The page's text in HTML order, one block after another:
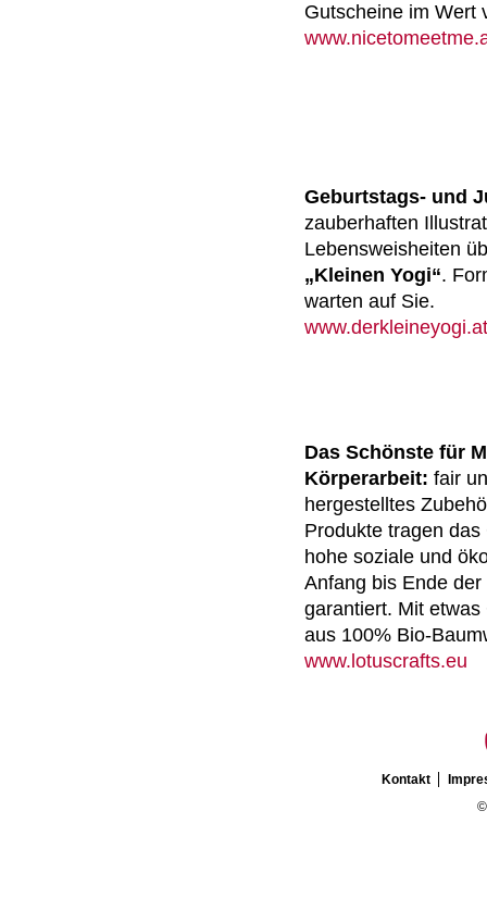
Gutscheine im Wert
Geburtstags- und
zauberhaften
Lebensweisheiten
„Kleinen Yogi“.
warten auf Sie.
www.derkleineyogi.at
Das Schönste für
Körperarbeit: fair
hergestelltes
Produkte tragen
hohe soziale und
Anfang bis Ende
garantiert. Mit
aus 100% Bio-
www.lotuscrafts.eu
Kontakt
©